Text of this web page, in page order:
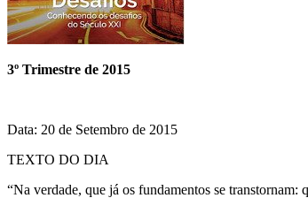
3º Trimestre de 2015
Data: 20 de Setembro de 2015
TEXTO DO DIA
“Na verdade, que já os fundamentos se transtornam: